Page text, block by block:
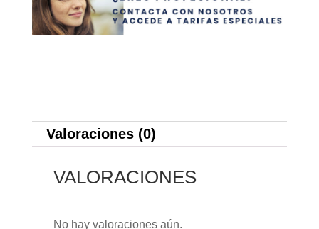
Valoraciones (0)
VALORACIONES
No hay valoraciones aún.